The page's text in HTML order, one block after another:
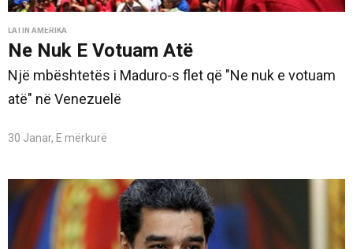
LATIN AMERIKA
Ne Nuk E Votuam Atë
Një mbështetës i Maduro-s flet që "Ne nuk e votuam
atë" në Venezuelë
30 Janar, E mërkurë